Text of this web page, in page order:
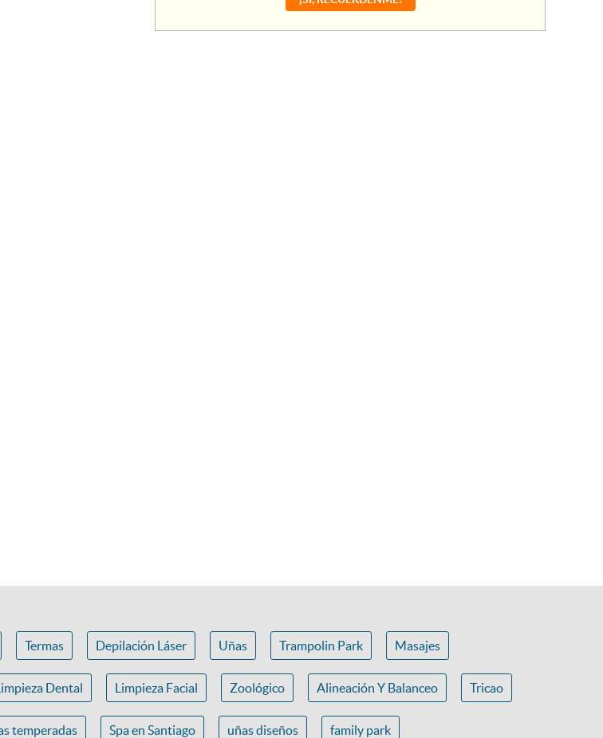
Termas Depilación Láser Uñas Trampolin Park Masajes
Dental Limpieza Facial Zoológico Alineación Y Balanceo Tricao
temperadas Spa en Santiago uñas diseños family park